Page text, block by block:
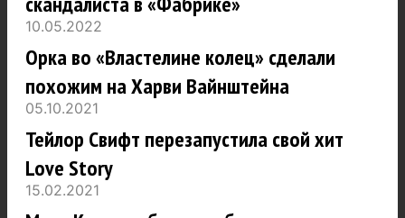
10.05.2022
Орка во «Властелине колец» сделали
похожим на Харви Вайнштейна
05.10.2021
Тейлор Свифт перезапустила свой хит
Love Story
15.02.2021